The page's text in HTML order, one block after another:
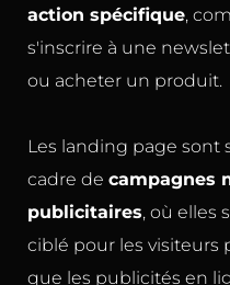
action spécifique,
s'inscrire à une
ou acheter un produit.
Les landing page sont
cadre de campagnes
publicitaires, où elles
ciblé pour les visiteurs
que les publicités en